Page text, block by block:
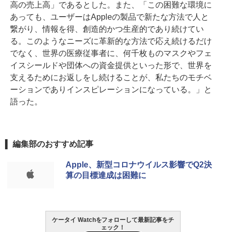
高の売上高」であるとした。また、「この困難な環境に
あっても、ユーザーはAppleの製品で新たな方法で人と
繋がり、情報を得、創造的かつ生産的であり続けてい
る。このようなニーズに革新的な方法で応え続けるだけ
でなく、世界の医療従事者に、何千枚ものマスクやフェ
イスシールドや団体への資金提供といった形で、世界を
支えるためにお返しをし続けることが、私たちのモチベ
ーションでありインスピレーションになっている。」と
語った。
編集部のおすすめ記事
Apple、新型コロナウイルス影響でQ2決
算の目標達成は困難に
ケータイ Watchをフォローして最新記事をチ
ェック！